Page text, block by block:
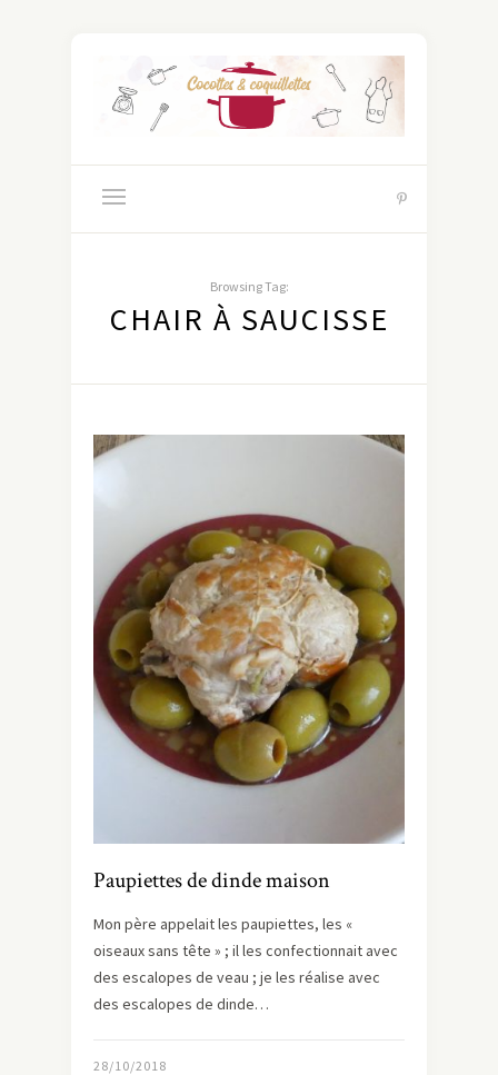
Browsing Tag:
CHAIR À SAUCISSE
Paupiettes de dinde maison
Mon père appelait les paupiettes, les «
oiseaux sans tête » ; il les confectionnait avec
des escalopes de veau ; je les réalise avec
des escalopes de dinde…
28/10/2018